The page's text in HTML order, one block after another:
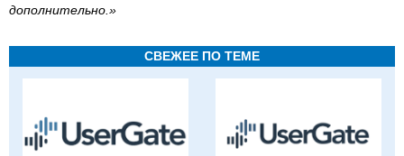
дополнительно.»
СВЕЖЕЕ ПО ТЕМЕ